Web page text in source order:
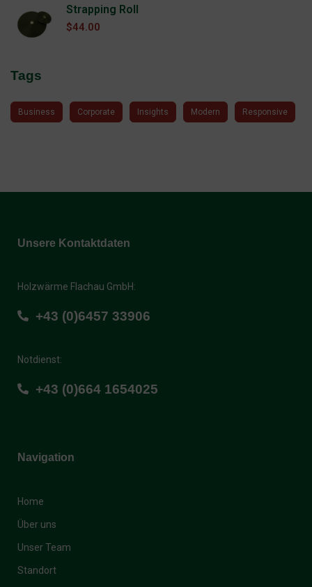
Strapping Roll
$44.00
Tags
Business Corporate Insights Modern Responsive
Unsere Kontaktdaten
Holzwärme Flachau GmbH:
+43 (0)6457 33906
Notdienst:
+43 (0)664 1654025
Navigation
Home
Über uns
Unser Team
Standort